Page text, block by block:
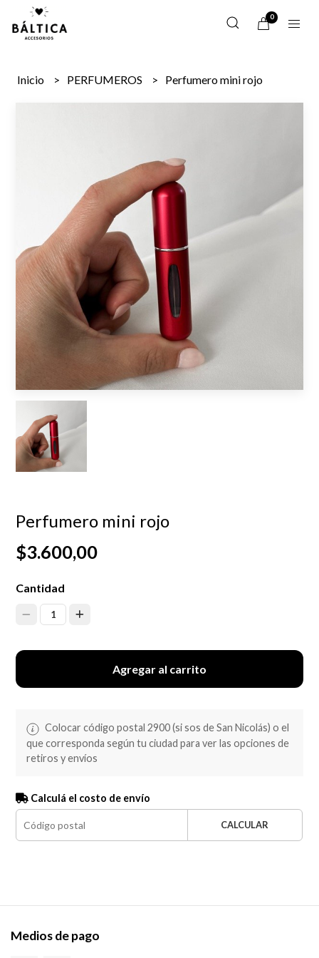
0
Inicio PERFUMEROS Perfumero mini rojo
Perfumero mini rojo
$3.600,00
Cantidad
1
Agregar al carrito
Colocar código postal 2900 (si sos de San Nicolás) o el
que corresponda según tu ciudad para ver las opciones de
retiros y envíos
Calculá el costo de envío
CALCULAR
Medios de pago